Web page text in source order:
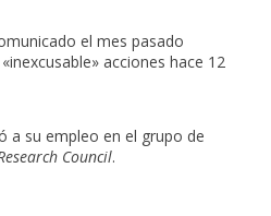
el mes pasado
acciones hace 12
a su empleo en el grupo de
Council.